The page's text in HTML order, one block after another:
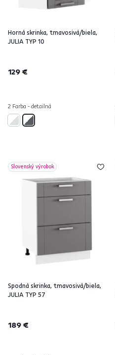
Horná skrinka, tmavosivá/biela,
JULIA TYP 10
129 €
2 Farba - detailná
Slovenský výrobok
Spodná skrinka, tmavosivá/biela,
JULIA TYP 57
189 €